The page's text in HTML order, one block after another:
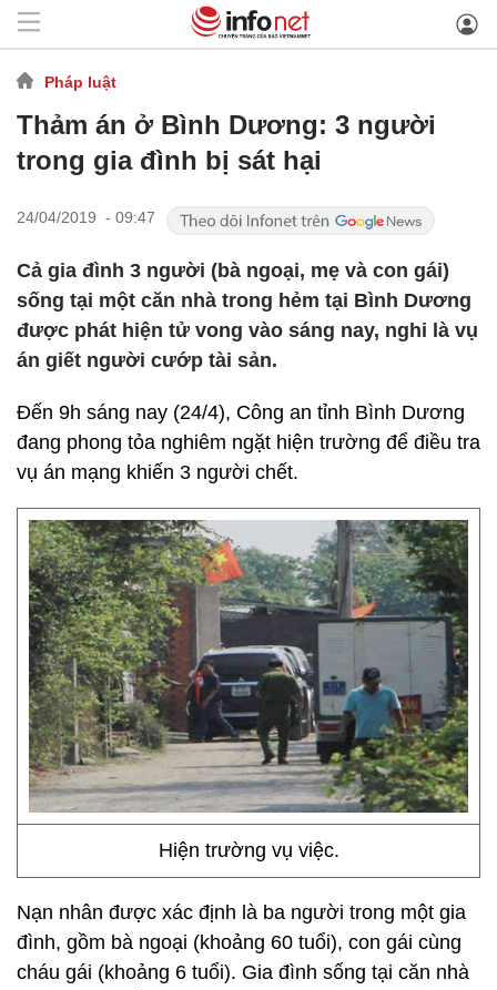
Pháp luật
Thảm án ở Bình Dương: 3 người
trong gia đình bị sát hại
24/04/2019 - 09:47
Cả gia đình 3 người (bà ngoại, mẹ và con gái)
sống tại một căn nhà trong hẻm tại Bình Dương
được phát hiện tử vong vào sáng nay, nghi là vụ
án giết người cướp tài sản.
Đến 9h sáng nay (24/4), Công an tỉnh Bình Dương
đang phong tỏa nghiêm ngặt hiện trường để điều tra
vụ án mạng khiến 3 người chết.
Hiện trường vụ việc.
Nạn nhân được xác định là ba người trong một gia
đình, gồm bà ngoại (khoảng 60 tuổi), con gái cùng
cháu gái (khoảng 6 tuổi). Gia đình sống tại căn nhà